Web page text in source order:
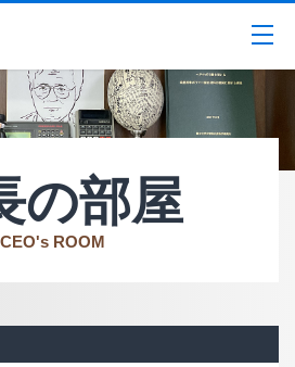
メニュー
の部屋
CEO's ROOM